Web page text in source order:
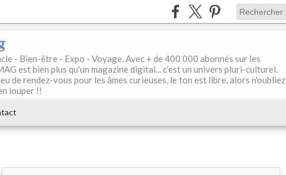
- Bien-être - Expo - Voyage. Avec + de 400 000 abonnés sur les
est bien plus qu'un magazine digital... c’est un univers pluri-culturel.
de rendez-vous pour les âmes curieuses, le ton est libre, alors n'oubliez
louper !!